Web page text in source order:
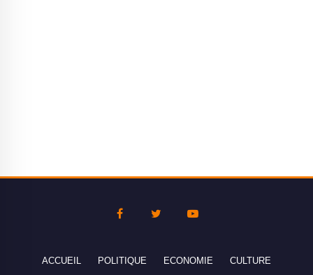
ACCUEIL POLITIQUE ECONOMIE CULTURE